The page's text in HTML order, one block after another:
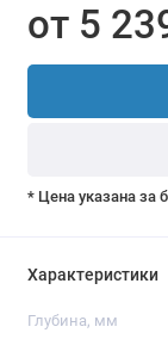
от 5
* Цена указана за
Характеристики
Глубина, мм